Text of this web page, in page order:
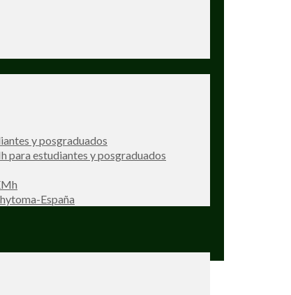
y posgraduados
para estudiantes y posgraduados
España